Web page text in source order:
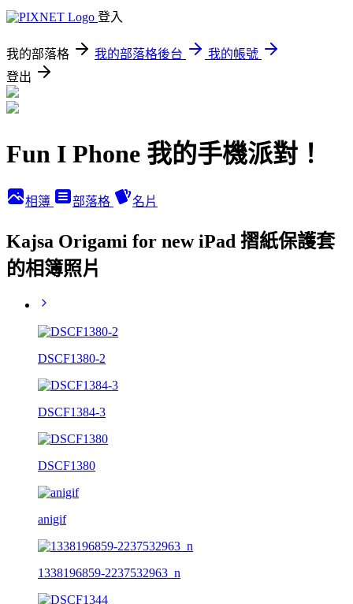
登入
我的部落格 我的部落格後台
我的帳號
登出
Fun I Phone 我的手機派對！
相簿 部落格 名片
Kajsa Origami for new iPad 摺紙保護套
的相簿照片
DSCF1380-2
DSCF1384-3
DSCF1380
anigif
1338196859-2237532963_n